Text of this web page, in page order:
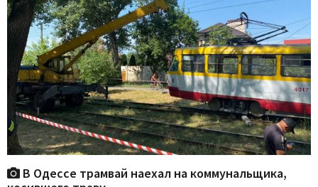
В Одессе трамвай наехал на коммунальщика,